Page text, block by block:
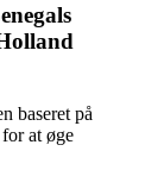
baseret på
at øge